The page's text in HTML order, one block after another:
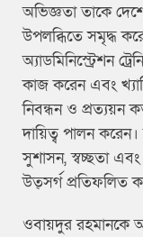
অভিজ্ঞতা তাকে
উপলব্ধিতে সমৃদ্ধ
অ্যাডমিনিস্ট্রেশন
কাজ করেন এবং
নিবন্ধন ও প্রত্যয়ন
দায়িত্ব পালন করেন।
সুশাসন, স্বচ্ছতা
উত্সর্গ প্রতিফলিত
ওবায়দুর রহমানকে